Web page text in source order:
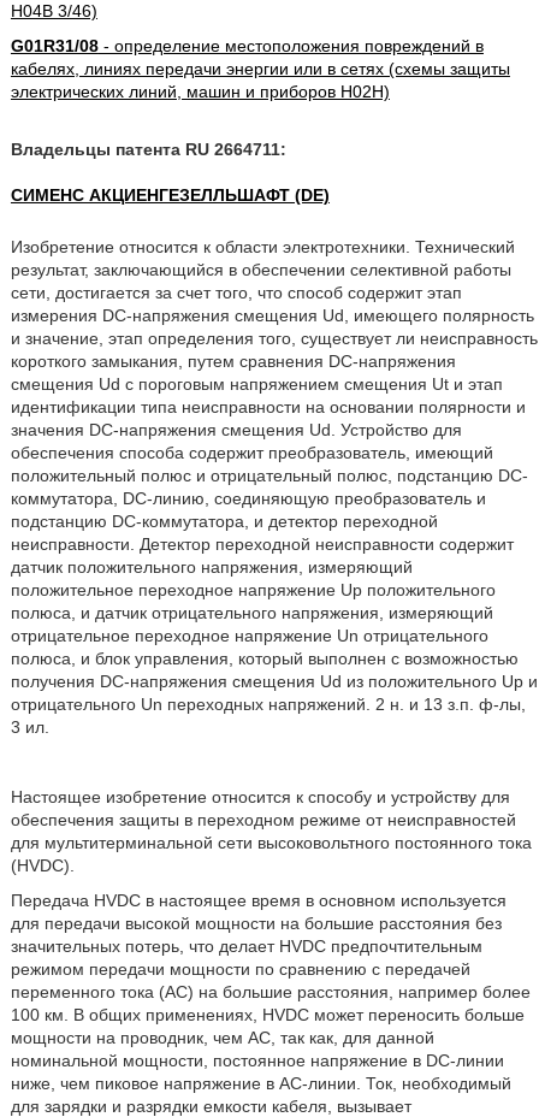
H04B 3/46)
G01R31/08- определение местоположения повреждений в
кабелях, линиях передачи энергии или в сетях (схемы защиты
электрических линий, машин и приборов H02H)
Владельцы патента RU 2664711:
СИМЕНС АКЦИЕНГЕЗЕЛЛЬШАФТ (DE)
Изобретение относится к области электротехники. Технический
результат, заключающийся в обеспечении селективной работы
сети, достигается за счет того, что способ содержит этап
измерения DC-напряжения смещения Ud, имеющего полярность
и значение, этап определения того, существует ли неисправность
короткого замыкания, путем сравнения DC-напряжения
смещения Ud с пороговым напряжением смещения Ut и этап
идентификации типа неисправности на основании полярности и
значения DC-напряжения смещения Ud. Устройство для
обеспечения способа содержит преобразователь, имеющий
положительный полюс и отрицательный полюс, подстанцию DC-
коммутатора, DC-линию, соединяющую преобразователь и
подстанцию DC-коммутатора, и детектор переходной
неисправности. Детектор переходной неисправности содержит
датчик положительного напряжения, измеряющий
положительное переходное напряжение Up положительного
полюса, и датчик отрицательного напряжения, измеряющий
отрицательное переходное напряжение Un отрицательного
полюса, и блок управления, который выполнен с возможностью
получения DC-напряжения смещения Ud из положительного Up и
отрицательного Un переходных напряжений. 2 н. и 13 з.п. ф-лы,
3 ил.
Настоящее изобретение относится к способу и устройству для
обеспечения защиты в переходном режиме от неисправностей
для мультитерминальной сети высоковольтного постоянного тока
(HVDC).
Передача HVDC в настоящее время в основном используется
для передачи высокой мощности на большие расстояния без
значительных потерь, что делает HVDC предпочтительным
режимом передачи мощности по сравнению с передачей
переменного тока (АС) на большие расстояния, например более
100 км. В общих применениях, HVDC может переносить больше
мощности на проводник, чем AC, так как, для данной
номинальной мощности, постоянное напряжение в DC-линии
ниже, чем пиковое напряжение в АC-линии. Ток, необходимый
для зарядки и разрядки емкости кабеля, вызывает